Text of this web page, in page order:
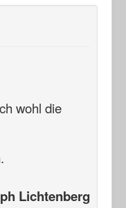
wohl die
Lichtenberg